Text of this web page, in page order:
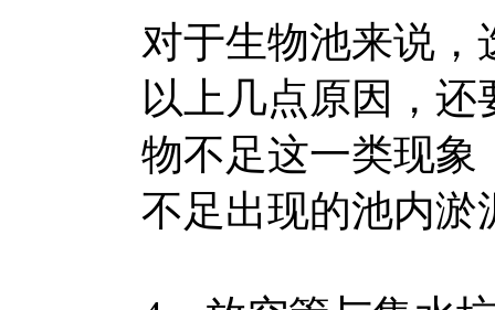
对于生物池来说
以上几点原因，
物不足这一类现象
不足出现的池内淤